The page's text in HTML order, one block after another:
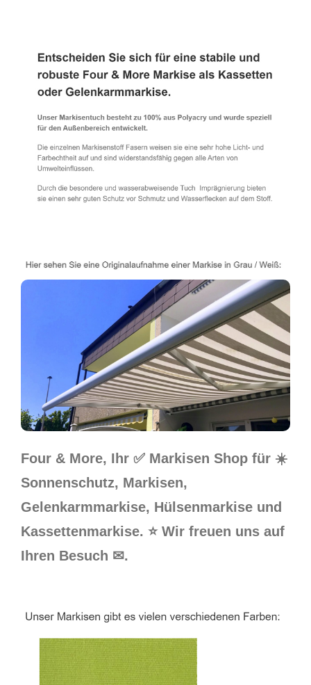
Four & More, Ihr ✅ Markisen Shop für ☀️
Sonnenschutz, Markisen,
Gelenkarmmarkise, Hülsenmarkise und
Kassettenmarkise. ⭐ Wir freuen uns auf
Ihren Besuch ✉.